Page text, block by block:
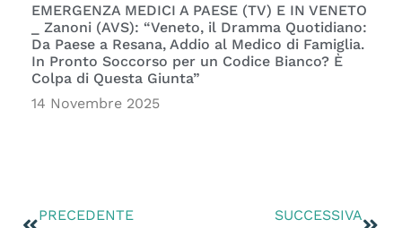
EMERGENZA MEDICI A PAESE (TV) E IN VENETO
_ Zanoni (AVS): “Veneto, il Dramma Quotidiano:
Da Paese a Resana, Addio al Medico di Famiglia.
In Pronto Soccorso per un Codice Bianco? È
Colpa di Questa Giunta”
14 Novembre 2025
PRECEDENTE
SUCCESSIVA